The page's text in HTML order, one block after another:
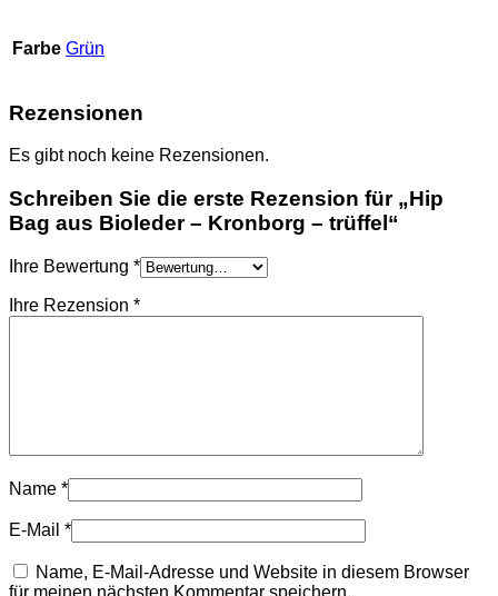
Farbe Grün
Rezensionen
Es gibt noch keine Rezensionen.
Schreiben Sie die erste Rezension für „Hip
Bag aus Bioleder – Kronborg – trüffel“
Ihre Bewertung *
Ihre Rezension *
Name *
E-Mail *
Name, E-Mail-Adresse und Website in diesem Browser
für meinen nächsten Kommentar speichern.